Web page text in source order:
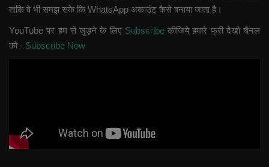
ताकि वे भी समझ सके कि WhatsApp अकाउंट कैसे बनाया जाता है।
YouTube पर हम से जुड़ने के लिए Subscribe कीजिये हमारे फ्री देखो चैनल
को - Subscribe Now